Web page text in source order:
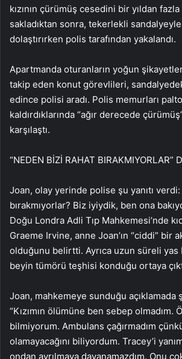
kızının çürümüş cesedini bir yıldan
sakladıktan sonra, tekerlekli
dolaştırırken polis tarafından yakalandı.
Apartmanda oturanların yoğun
takip eden konut görevlileri,
edince polisi aradı. Polis memurları
kaldırdıklarında “ağır derecede
karşılaştı.
“NEDEN BİZİ RAHAT BIRAKMIYORLAR”
Joan, olay yerinde polise şu yanıtı
bırakmıyorlar? Biz iyiydik, ben ona
Doğu Londra Adli Tıp Mahkemesi’nde
Graeme Irvine, anne Joan’ın “ciddi” bir
olduğunu belirtti. Ayrıca uzun süreli yas
beyin tümörü teşhisi konduğu ortaya
Joan, mahkemeye sunduğu açıklamada
“Kızımın ölümüne ben sebep olmadım.
bilmiyorum. Ambulans çağırmadım
olamayacağını biliyordum. Tracey’i
ondan ayrılmaya dayanamazdım. Onu